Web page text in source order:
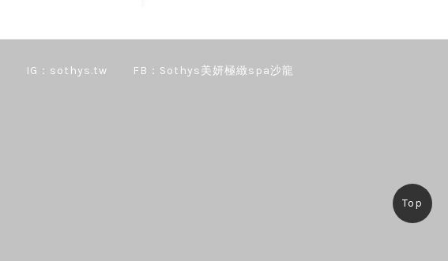
Top
IG：sothys.tw
FB：Sothys美妍極緻spa沙龍